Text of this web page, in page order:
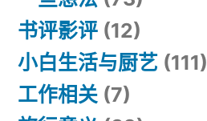
书评影评 (12)
小白生活与厨艺 (111)
工作相关 (7)